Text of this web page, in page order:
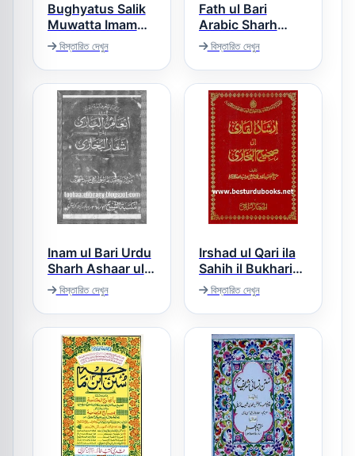
Bughyatus Salik
Muwatta Imam
Malik Urdu بغیۃ
السالک اردو ترجمہ
امام مالک
বিস্তারিত দেখুন
Fath ul Bari
Arabic Sharh
Sahihul Bukhari
فتح الباری عربی
شرح صحیح البخاری
বিস্তারিত দেখুন
Inam ul Bari Urdu
Sharh Ashaar ul
Bukhari انعام
البخاری اردو شرح
اشعار البخاری
বিস্তারিত দেখুন
Irshad ul Qari ila
Sahih il Bukhari
ارشاد القاری الی
صحیح البخاری
বিস্তারিত দেখুন